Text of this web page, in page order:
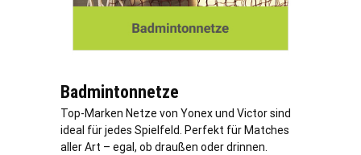
Badmintonnetze
Top-Marken Netze von Yonex und Victor sind
ideal für jedes Spielfeld. Perfekt für Matches
aller Art – egal, ob draußen oder drinnen.